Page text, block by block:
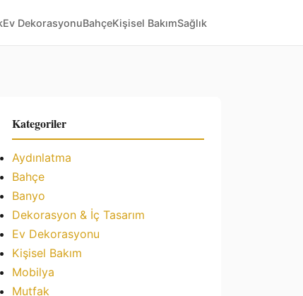
Ev DekorasyonuBahçeKişisel BakımSağlık
Kategoriler
Aydınlatma
Bahçe
Banyo
Dekorasyon & İç Tasarım
Ev Dekorasyonu
Kişisel Bakım
Mobilya
Mutfak